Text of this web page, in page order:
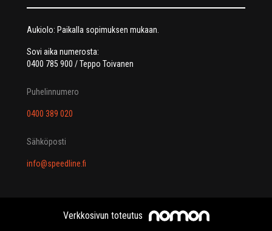
Aukiolo: Paikalla sopimuksen mukaan.
Sovi aika numerosta:
0400 785 900 / Teppo Toivanen
Puhelinnumero
0400 389 020
Sähköposti
info@speedline.fi
Verkkosivun toteutus